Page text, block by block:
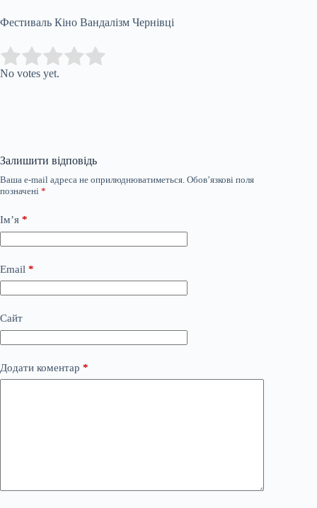
Фестиваль Кіно Вандалізм Чернівці
Rate this item:
No votes yet.
Залишити відповідь
Ваша e-mail адреса не оприлюднюватиметься. Обов’язкові поля
позначені *
Ім’я *
Email *
Сайт
Додати коментар *